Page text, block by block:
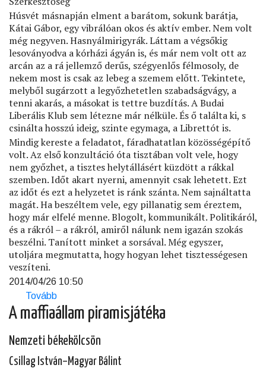
Húsvét másnapján elment a barátom, sokunk barátja,
Kátai Gábor, egy vibrálóan okos és aktív ember. Nem volt
még negyven. Hasnyálmirigyrák. Láttam a végsőkig
lesoványodva a kórházi ágyán is, és már nem volt ott az
arcán az a rá jellemző derűs, szégyenlős félmosoly, de
nekem most is csak az lebeg a szemem előtt. Tekintete,
melyből sugárzott a legyőzhetetlen szabadságvágy, a
tenni akarás, a másokat is tettre buzdítás. A Budai
Liberális Klub sem létezne már nélküle. És ő találta ki, s
csinálta hosszú ideig, szinte egymaga, a Librettót is.
Mindig kereste a feladatot, fáradhatatlan közösségépítő
volt. Az első konzultáció óta tisztában volt vele, hogy
nem győzhet, a tisztes helytállásért küzdött a rákkal
szemben. Időt akart nyerni, amennyit csak lehetett. Ezt
az időt és ezt a helyzetet is ránk szánta. Nem sajnáltatta
magát. Ha beszéltem vele, egy pillanatig sem éreztem,
hogy már elfelé menne. Blogolt, kommunikált. Politikáról,
és a rákról – a rákról, amiről nálunk nem igazán szokás
beszélni. Tanított minket a sorsával. Még egyszer,
utoljára megmutatta, hogy hogyan lehet tisztességesen
veszíteni.
2014/04/26 10:50
Tovább
A maffiaállam piramisjátéka
Nemzeti békekölcsön
Csillag István–Magyar Bálint